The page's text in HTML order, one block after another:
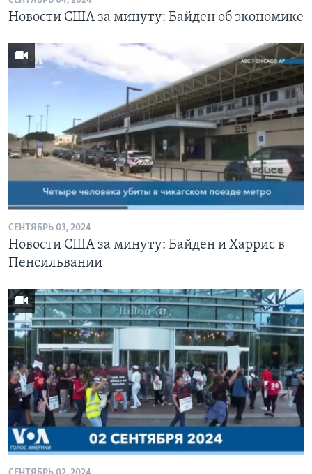
Новости США за минуту: Байден об экономике
СЕНТЯБРЬ 03, 2024
Новости США за минуту: Байден и Харрис в
Пенсильвании